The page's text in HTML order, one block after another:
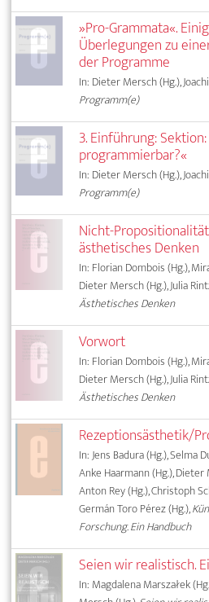
»Pro-Grammata«.
Überlegungen zu
der Programme
In: Dieter Mersch (Hg.),
Programm(e)
3. Einführung:
programmierbar?«
In: Dieter Mersch (Hg.),
Programm(e)
Nicht-
ästhetisches Denken
In: Florian Dombois (Hg.),
Dieter Mersch (Hg.), Julia
Ästhetisches Denken
Vorwort
In: Florian Dombois (Hg.),
Dieter Mersch (Hg.), Julia
Ästhetisches Denken
Rezeptionsästhetik/
In: Jens Badura (Hg.), Selma
Anke Haarmann (Hg.), Dieter
Anton Rey (Hg.), Christoph
Germán Toro Pérez (Hg.),
Forschung. Ein Handbuch
Seien wir realistisch.
In: Magdalena Marszałek